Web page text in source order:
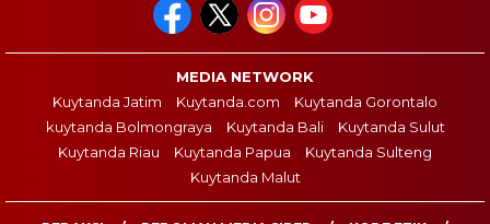
MEDIA NETWORK
Kuytanda Jatim
Kuytanda.com
Kuytanda Gorontalo
kuytanda Bolmongraya
Kuytanda Bali
Kuytanda Sulut
Kuytanda Riau
Kuytanda Papua
Kuytanda Sulteng
Kuytanda Malut